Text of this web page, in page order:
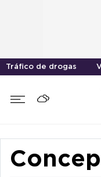
Tráfico de drogas